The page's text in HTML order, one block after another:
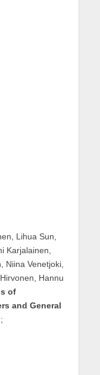
Lihua Sun,
Karjalainen,
Niina Venetjoki,
Hannu
of
and General